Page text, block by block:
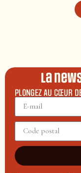
La
PLONGEZ AU CŒUR